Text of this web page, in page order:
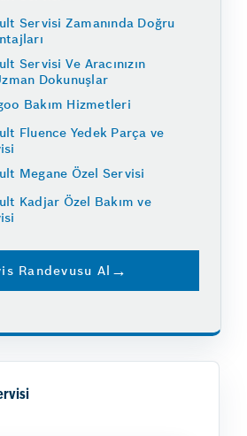
Servisi Zamanında Doğru
Servisi Ve Aracınızın
Dokunuşlar
Bakım Hizmetleri
Fluence Yedek Parça ve
Megane Özel Servisi
Kadjar Özel Bakım ve
Randevusu Al